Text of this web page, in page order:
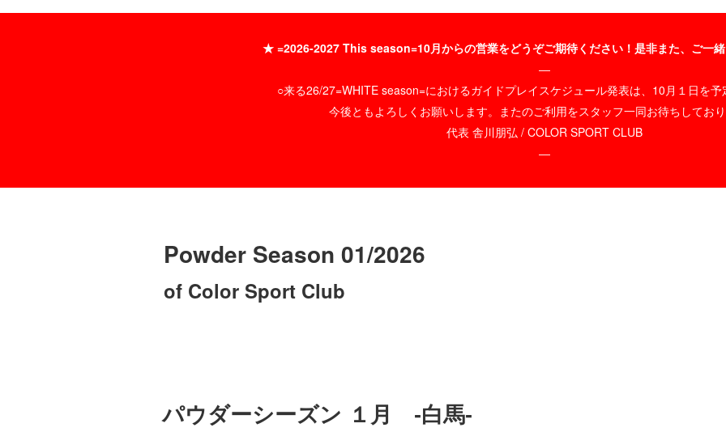
★=2026-2027 This season=10月からの営業をどうぞご期待ください！是非また、ご一
―
○来る26/27=WHITE season=におけるガイドプレイスケジュール発表は、10月１日を予
今後ともよろしくお願いします。またのご利用をスタッフ一同お待ちしており
代表 舎川朋弘 / COLOR SPORT CLUB
―
Powder Season 01/2026
of Color Sport Club
パウダーシーズン １月 -白馬-